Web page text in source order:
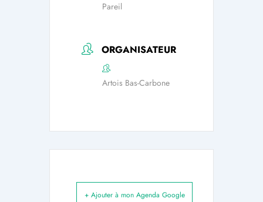
Pareil
ORGANISATEUR
Artois Bas-Carbone
+ Ajouter à mon Agenda Google